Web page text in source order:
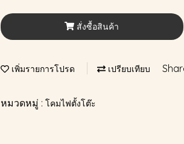
สั่งซื้อสินค้า
เพิ่มรายการโปรด เปรียบเทียบ
หมวดหมู่ : โคมไฟตั้งโต๊ะ